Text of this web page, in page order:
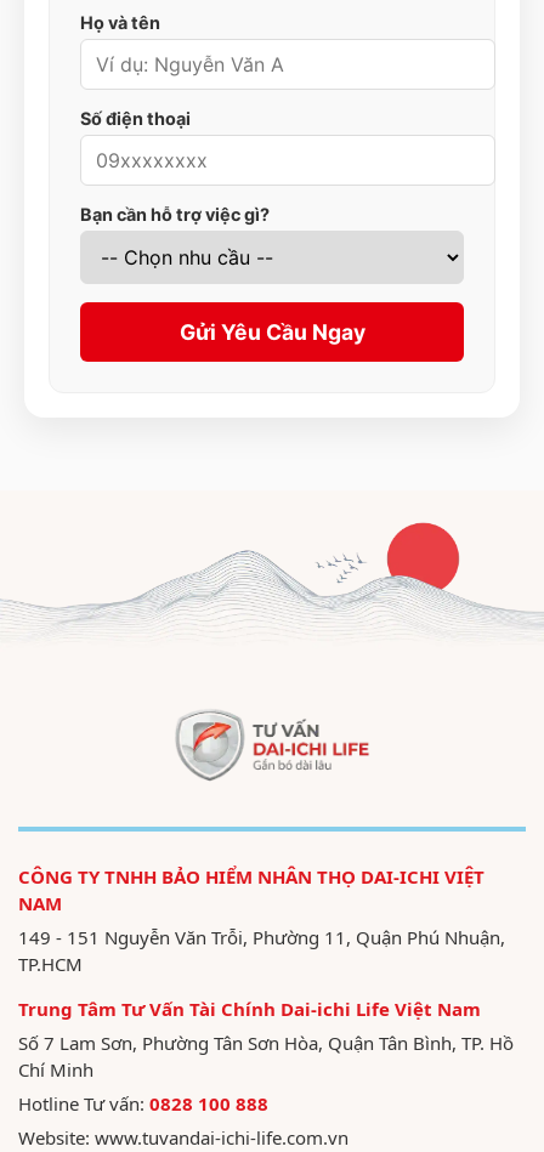
Họ và tên
Số điện thoại
Bạn cần hỗ trợ việc gì?
Gửi Yêu Cầu Ngay
CÔNG TY TNHH BẢO HIỂM NHÂN THỌ DAI-ICHI VIỆT
NAM
149 - 151 Nguyễn Văn Trỗi, Phường 11, Quận Phú Nhuận,
TP.HCM
Trung Tâm Tư Vấn Tài Chính Dai-ichi Life Việt Nam
Số 7 Lam Sơn, Phường Tân Sơn Hòa, Quận Tân Bình, TP. Hồ
Chí Minh
Hotline Tư vấn: 0828 100 888
Website: www.tuvandai-ichi-life.com.vn